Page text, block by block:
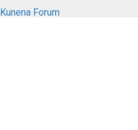
Kunena Forum